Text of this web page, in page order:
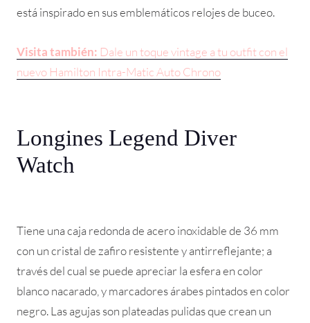
está inspirado en sus emblemáticos relojes de buceo.
Visita también: Dale un toque vintage a tu outfit con el
nuevo Hamilton Intra-Matic Auto Chrono
Longines Legend Diver
Watch
Tiene una caja redonda de acero inoxidable de 36 mm
con un cristal de zafiro resistente y antirreflejante; a
través del cual se puede apreciar la esfera en color
blanco nacarado, y marcadores árabes pintados en color
negro. Las agujas son plateadas pulidas que crean un